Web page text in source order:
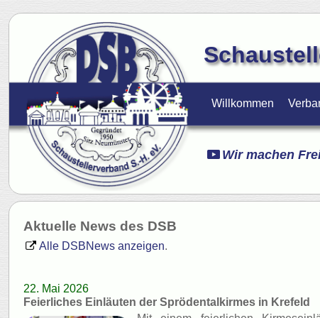
Willkommen
Wir machen
Aktuelle News des DSB
Alle DSBNews anzeigen.
22. Mai 2026
Feierliches Einläuten der Sprödentalkirmes in Krefeld